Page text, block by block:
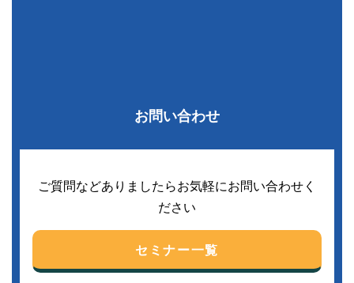
お問い合わせ
ご質問などありましたらお気軽にお問い合わせく
ださい
セミナー一覧